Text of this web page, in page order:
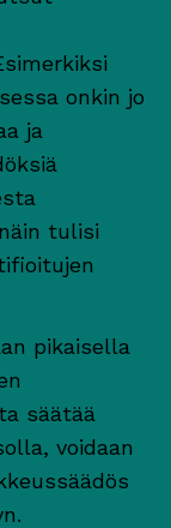
onkin jo
ja
tulisi
pikaisella
säätää
voidaan